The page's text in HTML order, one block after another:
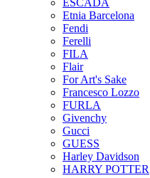
ESCADA
Etnia Barcelona
Fendi
Ferelli
FILA
Flair
For Art's Sake
Francesco Lozzo
FURLA
Givenchy
Gucci
GUESS
Harley Davidson
HARRY POTTER